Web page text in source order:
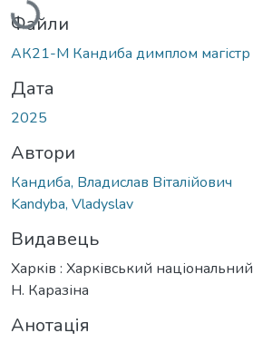
Вантажиться...
Файли
АК21-М Кандиба димплом магістр
Дата
2025
Автори
Кандиба, Владислав Віталійович
Kandyba, Vladyslav
Видавець
Харків : Харківський
Н. Каразіна
Анотація